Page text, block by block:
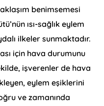
benimsemesi
ısı-sağlık eylem
ilkeler sunmaktadır.
için hava durumunu
işverenler de hava
eylem eşiklerini
ve zamanında